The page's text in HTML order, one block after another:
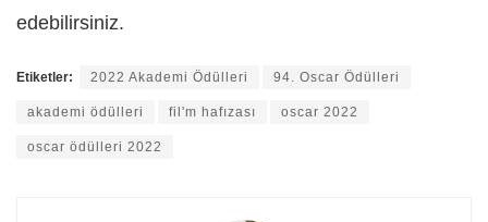
edebilirsiniz.
Etiketler: 2022 Akademi Ödülleri 94. Oscar Ödülleri
akademi ödülleri fil'm hafızası oscar 2022
oscar ödülleri 2022